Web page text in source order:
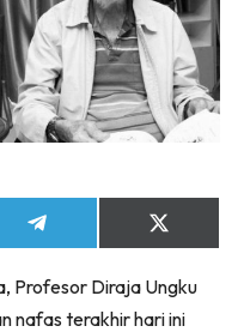
Share
on
Share
on
(Twitter)
Profesor Diraja Ungku
nafas terakhir hari ini